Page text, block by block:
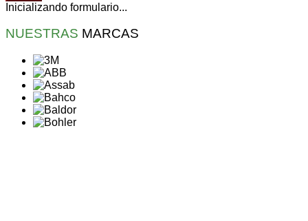
Inicializando formulario...
NUESTRAS MARCAS